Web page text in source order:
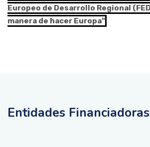
Europeo de Desarrollo Regional
manera de hacer Europa"
Entidades Financiadoras